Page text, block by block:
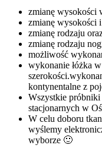
zmianę wysokości
zmianę wysokości
zmianę rodzaju
zmianę rodzaju
możliwość
wykonanie łóżka
kontynentalne z
Wszystkie próbniki
stacjonarnych w
W celu doboru
wyślemy
wyborze 🙂